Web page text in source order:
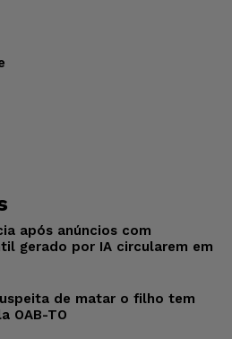
após anúncios com
gerado por IA circularem em
de matar o filho tem
OAB-TO